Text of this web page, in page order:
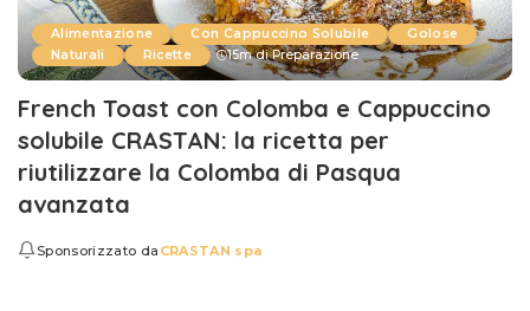
Alimentazione Con Cappuccino Solubile
Golose
Naturali
Ricette 15m di Preparazione
French Toast con Colomba e Cappuccino
solubile CRASTAN: la ricetta per
riutilizzare la Colomba di Pasqua
avanzata
Sponsorizzato da CRASTAN spa